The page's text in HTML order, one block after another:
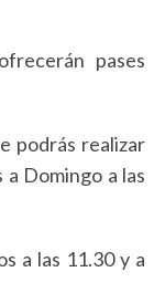
pases
podrás realizar
Domingo a las
a las 11.30 y a